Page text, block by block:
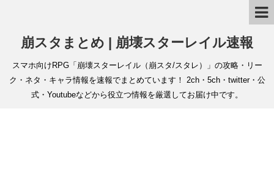
崩スタまとめ | 崩壊スターレイル速報
スマホ向けRPG「崩壊スターレイル（崩スタ/スタレ）」の攻略・リー
ク・ネタ・キャラ情報を速報でまとめています！ 2ch・5ch・twitter・公
式・Youtubeなどから役立つ情報を厳選してお届け中です。